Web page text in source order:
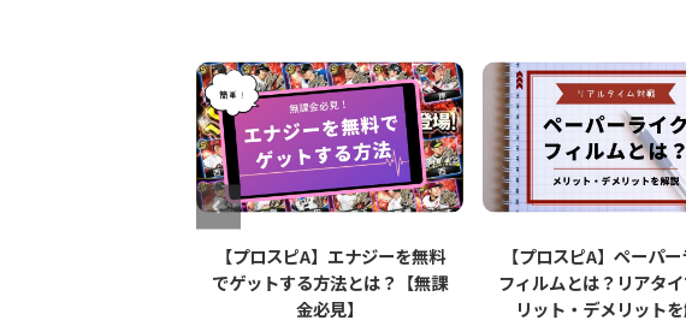
【プロスピA】エナジーを無料
でゲットする方法とは？【無課
金必見】
【プロスピA】ペーパ
フィルムとは？リアタ
リット・デメリット